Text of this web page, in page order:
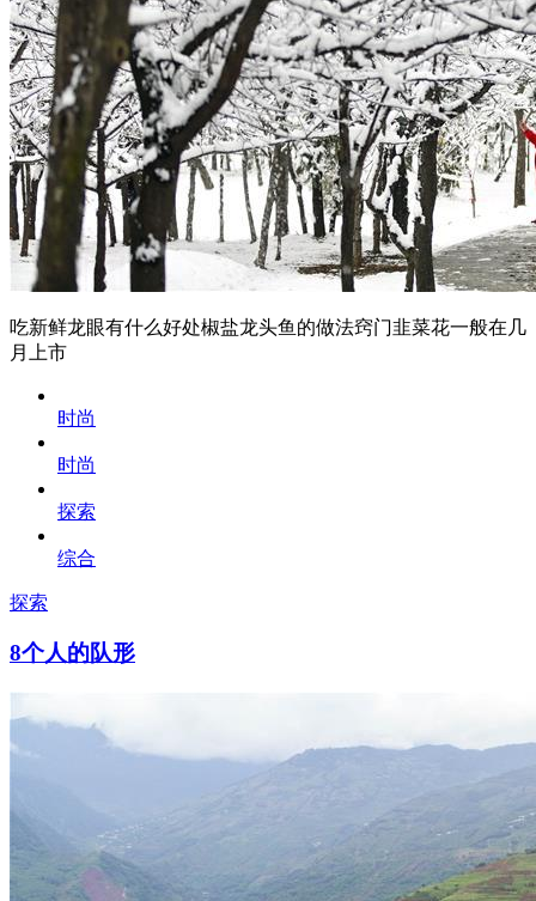
吃新鲜龙眼有什么好处椒盐龙头鱼的做法窍门韭菜花一般在几
月上市
时尚
时尚
探索
综合
探索
8个人的队形